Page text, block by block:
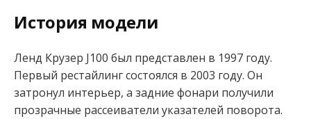
История модели
Ленд Крузер J100 был представлен в 1997 году.
Первый рестайлинг состоялся в 2003 году. Он
затронул интерьер, а задние фонари получили
прозрачные рассеиватели указателей поворота.